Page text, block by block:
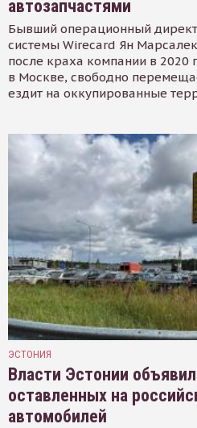
автозапчастями
Бывший операционный
системы Wirecard Ян
после краха компании в 2020
в Москве, свободно
ездит на оккупированные
ЭСТОНИЯ
Власти Эстонии
оставленных на
автомобилей